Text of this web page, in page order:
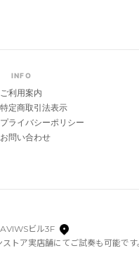
INFO
ご利用案内
特定商取引法表示
プライバシーポリシー
お問い合わせ
ビル3F
トア実店舗にてご試奏も可能です